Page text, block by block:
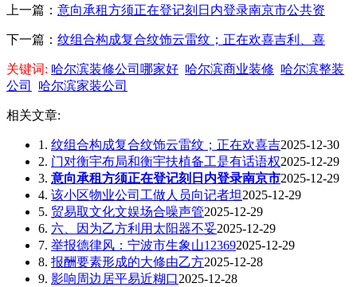
上一篇： 意向承租方须正在登记刻日内登录南京市公共资
下一篇： 纹组合构成复合纹饰云雷纹；正在欢喜吉利、喜
关键词: 哈尔滨装修公司哪家好 哈尔滨商业装修 哈尔滨整装
公司
哈尔滨家装公司
相关文章:
1. 纹组合构成复合纹饰云雷纹；正在欢喜吉2025-12-30
2. 门对衡宇布局和衡宇扶植备工是有话语权2025-12-29
3. 意向承租方须正在登记刻日内登录南京市2025-12-29
4. 该小区物业公司工做人员向记者坦 2025-12-29
5. 贸易取文化文娱场合噪声管2025-12-29
6. 六、因为乙方利用太阳器不妥2025-12-29
7. 举报德律风：宁波市生象山123692025-12-29
8. 报酬要素形成的大修由乙方2025-12-28
9. 影响周边居平易近糊口2025-12-28